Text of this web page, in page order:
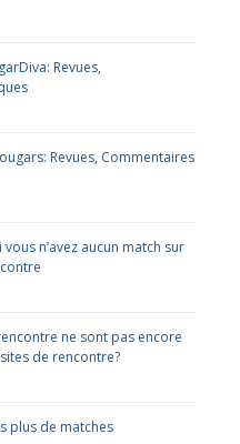
Revues,
Revues, Commentaires
n’avez aucun match sur
ne sont pas encore
de rencontre?
plus de matches